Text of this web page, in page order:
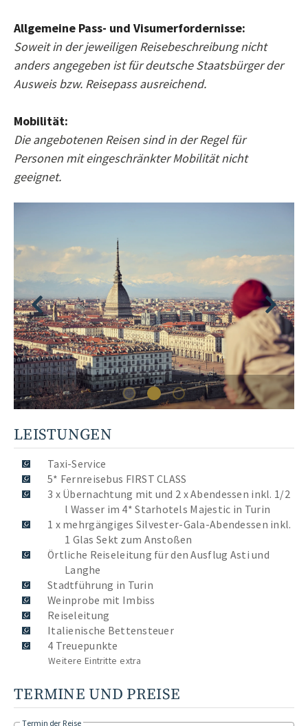
Allgemeine Pass- und Visumerfordernisse:
Soweit in der jeweiligen Reisebeschreibung nicht
anders angegeben ist für deutsche Staatsbürger der
Ausweis bzw. Reisepass ausreichend.
Mobilität:
Die angebotenen Reisen sind in der Regel für
Personen mit eingeschränkter Mobilität nicht
geeignet.
LEISTUNGEN
Taxi-Service
5* Fernreisebus FIRST CLASS
3 x Übernachtung mit und 2 x Abendessen inkl. 1/2
l Wasser im 4* Starhotels Majestic in Turin
1 x mehrgängiges Silvester-Gala-Abendessen inkl.
1 Glas Sekt zum Anstoßen
Örtliche Reiseleitung für den Ausflug Asti und
Langhe
Stadtführung in Turin
Weinprobe mit Imbiss
Reiseleitung
Italienische Bettensteuer
4 Treuepunkte
Weitere Eintritte extra
TERMINE UND PREISE
Termin der Reise